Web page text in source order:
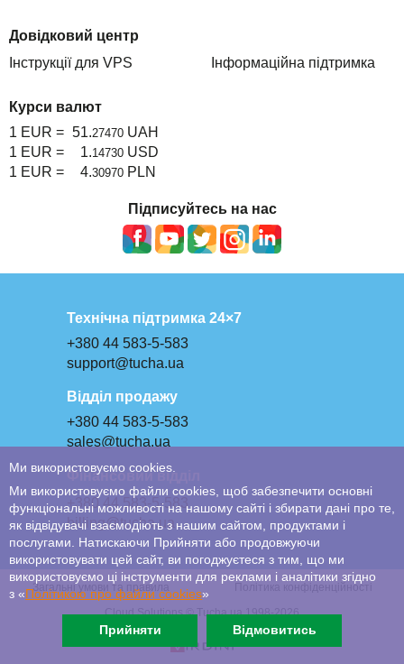
Довідковий центр
Інструкції для VPS
Інформаційна підтримка
Курси валют
1 EUR = 51.27470 UAH
1 EUR =
1.14730 USD
1 EUR =
4.30970 PLN
Підписуйтесь на нас
Технічна підтримка 24×7
+380 44 583-5-583
support@tucha.ua
Відділ продажу
+380 44 583-5-583
sales@tucha.ua
Фінансовий відділ
+380 44 583-5-583
billing@tucha.ua
Загальні умови та правила
Політика конфіденційності
Cloud Solutions © Tucha.ua 1998-2026
Ми використовуємо cookies.
Ми використовуємо файли cookies, щоб забезпечити основні
функціональні можливості на нашому сайті і збирати дані про те,
як відвідувачі взаємодіють з нашим сайтом, продуктами і
послугами. Натискаючи Прийняти або продовжуючи
використовувати цей сайт, ви погоджуєтеся з тим, що ми
використовуємо ці інструменти для реклами і аналітики згідно
з «Політикою про файли сookies»
Прийняти Відмовитись